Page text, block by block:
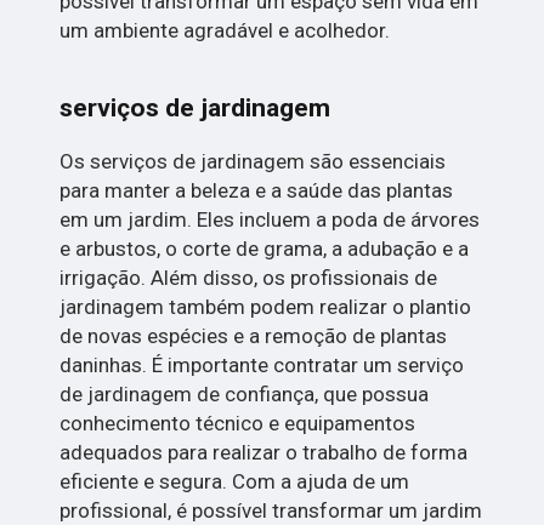
um ambiente agradável e acolhedor.
serviços de jardinagem
Os serviços de jardinagem são essenciais
para manter a beleza e a saúde das plantas
em um jardim. Eles incluem a poda de árvores
e arbustos, o corte de grama, a adubação e a
irrigação. Além disso, os profissionais de
jardinagem também podem realizar o plantio
de novas espécies e a remoção de plantas
daninhas. É importante contratar um serviço
de jardinagem de confiança, que possua
conhecimento técnico e equipamentos
adequados para realizar o trabalho de forma
eficiente e segura. Com a ajuda de um
profissional, é possível transformar um jardim